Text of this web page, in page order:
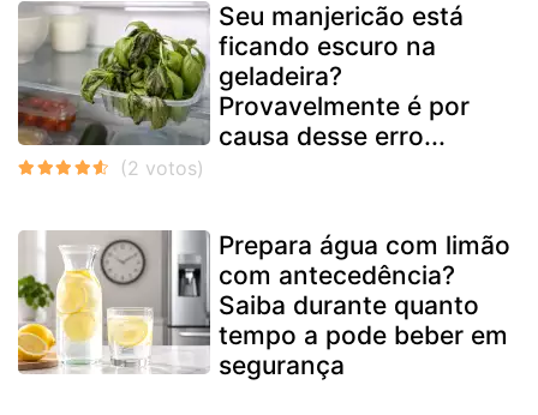
Seu manjericão está
ficando escuro na
geladeira?
Provavelmente é por
causa desse erro...
Prepara água com limão
com antecedência?
Saiba durante quanto
tempo a pode beber em
segurança